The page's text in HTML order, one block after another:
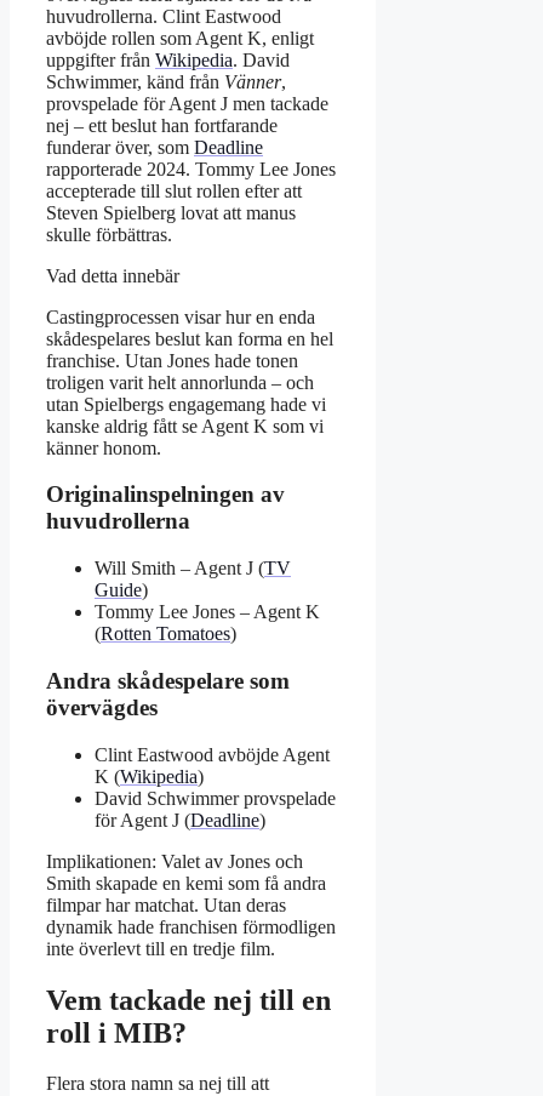
huvudrollerna. Clint Eastwood
avböjde rollen som Agent K, enligt
uppgifter från Wikipedia. David
Schwimmer, känd från Vänner,
provspelade för Agent J men tackade
nej – ett beslut han fortfarande
funderar över, som Deadline
rapporterade 2024. Tommy Lee Jones
accepterade till slut rollen efter att
Steven Spielberg lovat att manus
skulle förbättras.
Vad detta innebär
Castingprocessen visar hur en enda
skådespelares beslut kan forma en hel
franchise. Utan Jones hade tonen
troligen varit helt annorlunda – och
utan Spielbergs engagemang hade vi
kanske aldrig fått se Agent K som vi
känner honom.
Originalinspelningen av
huvudrollerna
Will Smith – Agent J (TV
Guide)
Tommy Lee Jones – Agent K
(Rotten Tomatoes)
Andra skådespelare som
övervägdes
Clint Eastwood avböjde Agent
K (Wikipedia)
David Schwimmer provspelade
för Agent J (Deadline)
Implikationen: Valet av Jones och
Smith skapade en kemi som få andra
filmpar har matchat. Utan deras
dynamik hade franchisen förmodligen
inte överlevt till en tredje film.
Vem tackade nej till en
roll i MIB?
Flera stora namn sa nej till att